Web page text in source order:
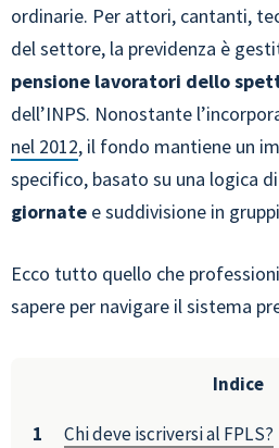
ordinarie. Per attori, cantanti,
del settore, la previdenza è
pensione lavoratori dello
dell’INPS. Nonostante
nel 2012, il fondo mantiene un
specifico, basato su una logica
giornate e suddivisione in
Ecco tutto quello che
sapere per navigare il sistema
Indice
Chi deve iscriversi al FPLS?